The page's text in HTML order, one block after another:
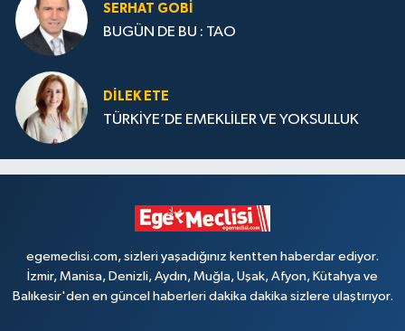
SERHAT GOBİ
BUGÜN DE BU : TAO
DILEK ETE
TÜRKİYE’DE EMEKLİLER VE YOKSULLUK
egemeclisi.com, sizleri yaşadığınız kentten haberdar ediyor.
İzmir, Manisa, Denizli, Aydın, Muğla, Uşak, Afyon, Kütahya ve
Balıkesir'den en güncel haberleri dakika dakika sizlere ulaştırıyor.